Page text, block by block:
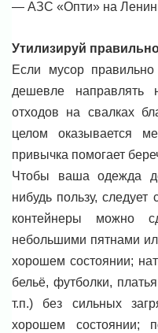
— АЗС «Опти» на
Утилизируй
Если мусор
дешевле направлять
отходов на свалках
целом оказывается
привычка помогает
Чтобы ваша одежда
нибудь пользу,
контейнеры можно
небольшими пятнами
хорошем состоянии;
бельё, футболки,
т.п.) без сильных
хорошем состоянии;